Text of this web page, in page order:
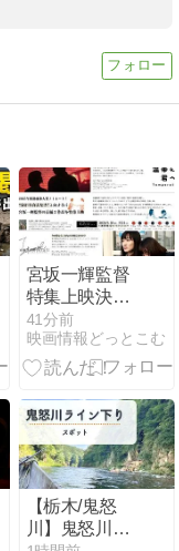
宮坂一輝監督
特集上映決定
『温帯の君
へ』
『(Instrumental)』
41分前
映画情報どっとこむ
【栃木/鬼怒
川】鬼怒川ラ